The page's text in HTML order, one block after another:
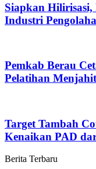
Siapkan
Industri
Pemkab Berau
Pelatihan Menjahit
Target Tambah
Kenaikan PAD
Berita Terbaru